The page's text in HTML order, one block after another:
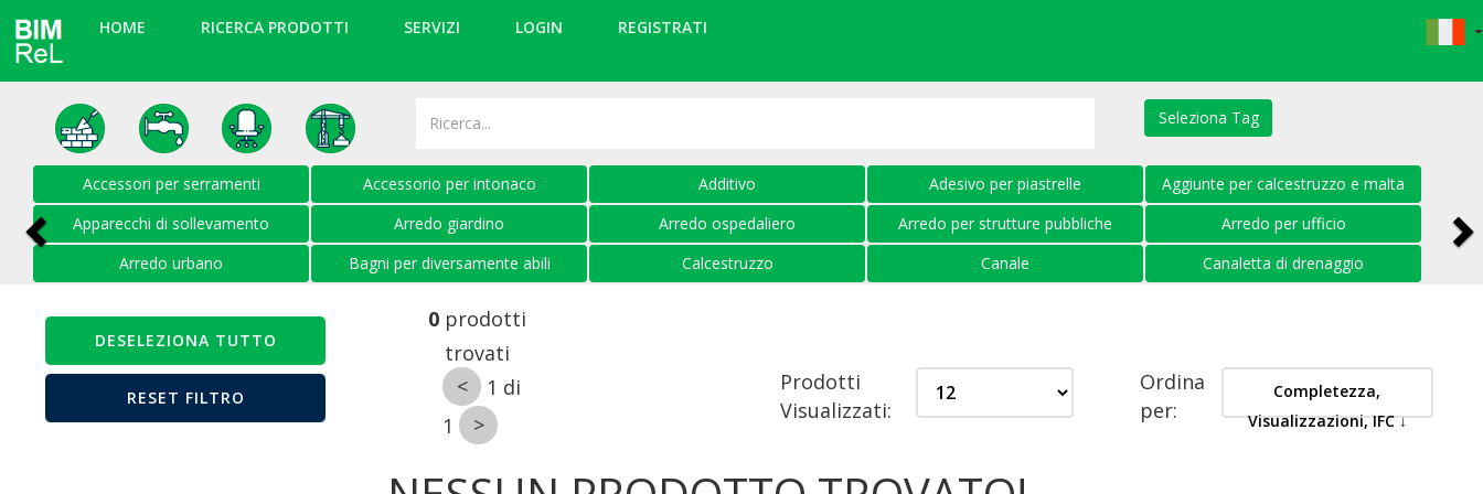
HOME RICERCA PRODOTTI SERVIZI LOGIN REGISTRATI
Seleziona Tag
Accessori per serramenti Accessorio per intonaco Additivo Adesivo per piastrelle
Aggiunte per calcestruzzo e malta
Apparecchi di sollevamento
Arredo giardino Arredo ospedaliero Arredo per strutture pubbliche
Arredo per ufficio
Arredo urbano
Bagni per diversamente abili Calcestruzzo Canale Canaletta di drenaggio
Previous
0prodotti
trovati
1 di
1
Prodotti
Visualizzati:
Ordina
per:
Completezza,
Visualizzazioni, IFC ↓